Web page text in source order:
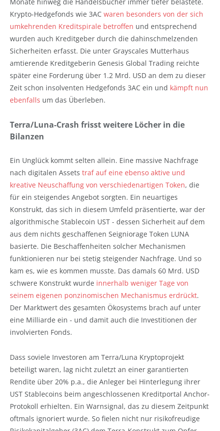
Krypto-Hedgefonds wie 3AC waren besonders von der sich
umkehrenden Kreditspirale betroffen und entsprechend
wurden auch Kreditgeber durch die dahinschmelzenden
Sicherheiten erfasst. Die unter Grayscales Mutterhaus
amtierende Kreditgeberin Genesis Global Trading reichte
später eine Forderung über 1.2 Mrd. USD an dem zu dieser
Zeit schon insolventen Hedgefonds 3AC ein und kämpft nun
ebenfalls um das Überleben.
Terra/Luna-Crash frisst weitere Löcher in die
Bilanzen
Ein Unglück kommt selten allein. Eine massive Nachfrage
nach digitalen Assets traf auf eine ebenso aktive und
kreative Neuschaffung von verschiedenartigen Token, die
für ein steigendes Angebot sorgten. Ein neuartiges
Konstrukt, das sich in diesem Umfeld präsentierte, war der
algorithmische Stablecoin UST - dessen Sicherheit auf dem
aus dem nichts geschaffenen Seigniorage Token LUNA
basierte. Die Beschaffenheiten solcher Mechanismen
funktionieren nur bei stetig steigender Nachfrage. Und so
kam es, wie es kommen musste. Das damals 60 Mrd. USD
schwere Konstrukt wurde innerhalb weniger Tage von
seinem eigenen ponzinomischen Mechanismus erdrückt.
Der Marktwert des gesamten Ökosystems brach auf unter
eine Milliarde ein - und damit auch die Investitionen der
involvierten Fonds.
Dass soviele Investoren am Terra/Luna Kryptoprojekt
beteiligt waren, lag nicht zuletzt an einer garantierten
Rendite über 20% p.a., die Anleger bei Hinterlegung ihrer
UST Stablecoins beim angeschlossenen Kreditportal Anchor-
Protokoll erhielten. Ein Warnsignal, das zu diesem Zeitpunkt
oftmals ignoriert wurde. So fielen nicht nur risikofreudige